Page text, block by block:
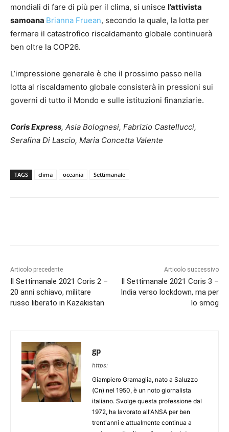
mondiali di fare di più per il clima, si unisce l’attivista
samoana Brianna Fruean, secondo la quale, la lotta per
fermare il catastrofico riscaldamento globale continuerà
ben oltre la COP26.
L’impressione generale è che il prossimo passo nella
lotta al riscaldamento globale consisterà in pressioni sui
governi di tutto il Mondo e sulle istituzioni finanziarie.
Coris Express, Asia Bolognesi, Fabrizio Castellucci,
Serafina Di Lascio, Maria Concetta Valente
TAGS clima oceania Settimanale
Articolo precedente
Il Settimanale 2021 Coris 2 –
20 anni schiavo, militare
russo liberato in Kazakistan
Articolo successivo
Il Settimanale 2021 Coris 3 –
India verso lockdown, ma per
lo smog
gp
https:
Giampiero Gramaglia, nato a Saluzzo
(Cn) nel 1950, è un noto giornalista
italiano. Svolge questa professione dal
1972, ha lavorato all'ANSA per ben
trent'anni e attualmente continua a